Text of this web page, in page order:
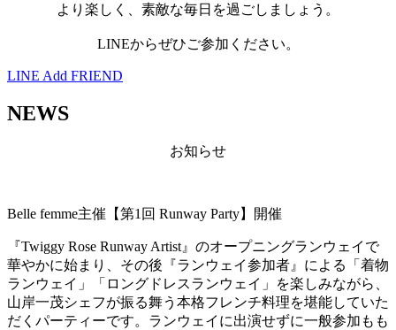
より楽しく、素敵な毎日を過ごしましょう。
LINEからぜひご参加ください。
LINE Add FRIEND
NEWS
お知らせ
Belle femme主催【第1回 Runway Party】開催
『Twiggy Rose Runway Artist』のオープニングランウェイで
華やかに始まり、その後『ランウェイ参加者』による「着物
ランウェイ」「ロングドレスランウェイ」を楽しみながら、
山岸一茂シェフが振る舞う本格フレンチ料理を堪能していた
だくパーティーです。ランウェイに出演せずに一般参加もも